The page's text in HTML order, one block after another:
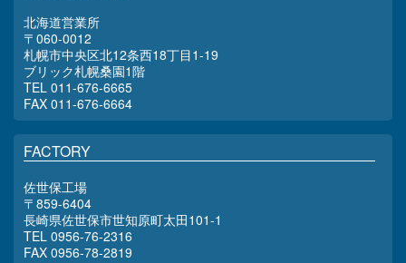
北海道営業所
〒060-0012
札幌市中央区北12条西18丁目1-19
ブリック札幌桑園1階
TEL 011-676-6665
FAX 011-676-6664
FACTORY
佐世保工場
〒859-6404
長崎県佐世保市世知原町太田101-1
TEL 0956-76-2316
FAX 0956-78-2819